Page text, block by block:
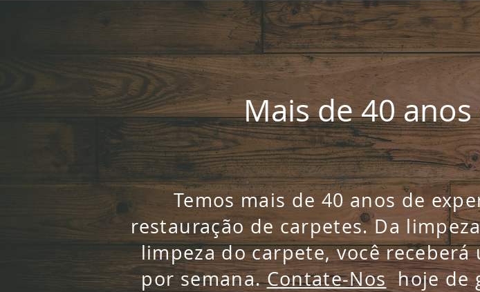
Mais de 40
Temos mais de 40 anos de
restauração de carpetes. Da
limpeza do carpete, você
por semana.Contate-Noshoje de